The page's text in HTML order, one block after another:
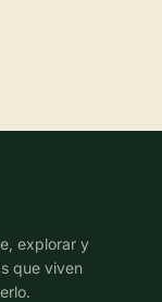
explorar y
que viven